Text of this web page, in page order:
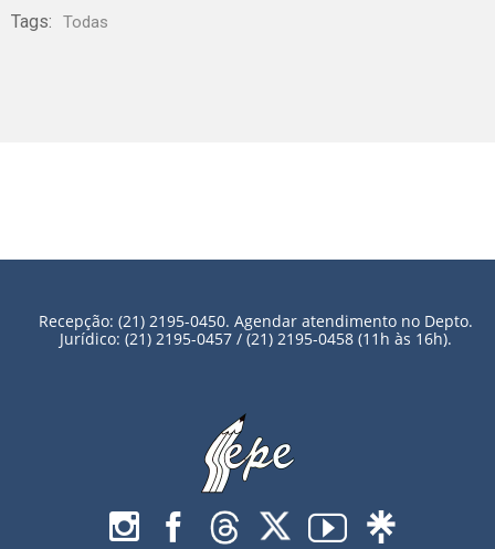
Tags: Todas
Recepção: (21) 2195-0450. Agendar atendimento no Depto.
Jurídico: (21) 2195-0457 / (21) 2195-0458 (11h às 16h).